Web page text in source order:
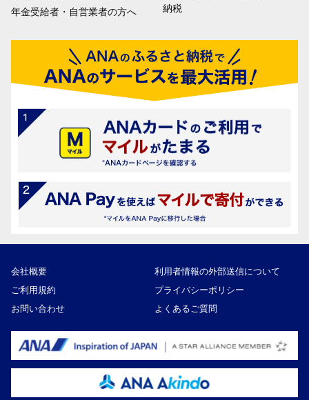
年金受給者・自営業者の方へ
納税
会社概要
利用者情報の外部送信について
ご利用規約
プライバシーポリシー
お問い合わせ
よくあるご質問